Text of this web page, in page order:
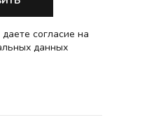
согласие на
данных